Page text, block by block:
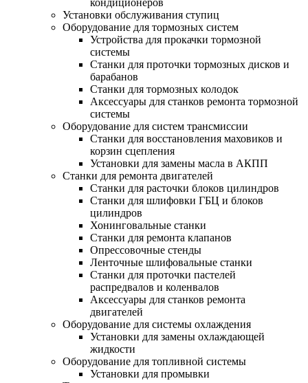
кондиционеров
Установки обслуживания ступиц
Оборудование для тормозных систем
Устройства для прокачки тормозной
системы
Станки для проточки тормозных дисков и
барабанов
Станки для тормозных колодок
Аксессуары для станков ремонта тормозной
системы
Оборудование для систем трансмиссии
Станки для восстановления маховиков и
корзин сцепления
Установки для замены масла в АКПП
Станки для ремонта двигателей
Станки для расточки блоков цилиндров
Станки для шлифовки ГБЦ и блоков
цилиндров
Хонинговальные станки
Станки для ремонта клапанов
Опрессовочные стенды
Ленточные шлифовальные станки
Станки для проточки пастелей
распредвалов и коленвалов
Аксессуары для станков ремонта
двигателей
Оборудование для системы охлаждения
Установки для замены охлаждающей
жидкости
Оборудование для топливной системы
Установки для промывки